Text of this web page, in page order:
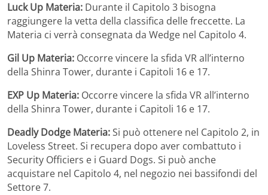
Luck Up Materia: Durante il Capitolo 3 bisogna
raggiungere la vetta della classifica delle freccette. La
Materia ci verrà consegnata da Wedge nel Capitolo 4.
Gil Up Materia: Occorre vincere la sfida VR all’interno
della Shinra Tower, durante i Capitoli 16 e 17.
EXP Up Materia: Occorre vincere la sfida VR all’interno
della Shinra Tower, durante i Capitoli 16 e 17.
Deadly Dodge Materia:Si può ottenere nel Capitolo 2, in
Loveless Street. Si recupera dopo aver combattuto i
Security Officiers e i Guard Dogs. Si può anche
acquistare nel Capitolo 4, nel negozio nei bassifondi del
Settore 7.